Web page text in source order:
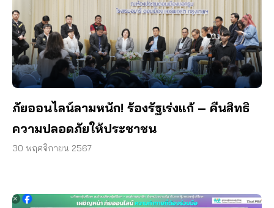
ภัยออนไลน์ลามหนัก! ร้องรัฐเร่งแก้ – คืนสิทธิ
ความปลอดภัยให้ประชาชน
30 พฤศจิกายน 2567